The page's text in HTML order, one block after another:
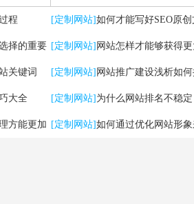
程
择的重要
关键词
大全
方能更加
[定制网站]如何才能写好SEO原
[定制网站] 网站怎样才能够获得
流量？
[定制网站] 网站推广建设浅析如
用户体验
[定制网站] 为什么网站排名不稳
[定制网站]如何通过优化网站形